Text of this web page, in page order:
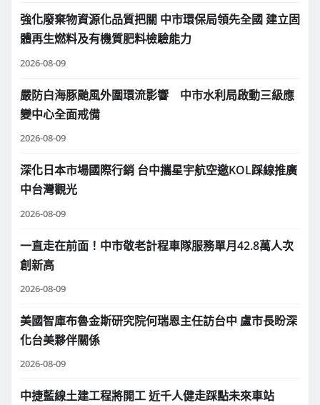
強化廢棄物資源化品質把關 中市環保局領先全國 建立固
體再生燃料及有機質肥料檢驗能力
2026-08-09
嚴防白海豚颱風外圍環流影響 中市水利局啟動三級應
變中心全面戒備
2026-08-09
深化日本市場國際行銷 台中攜星宇航空邀KOL踩線推廣
中台灣觀光
2026-08-09
一直走在前面！中市敬老計程車隊服務單月42.8萬人次
創新高
2026-08-09
美國智庫布魯金斯研究院何瑞恩主任訪台中 盧市長盼深
化台美夥伴關係
2026-08-09
中捷藍線土建工程將開工 近千人健走踩點未來車站